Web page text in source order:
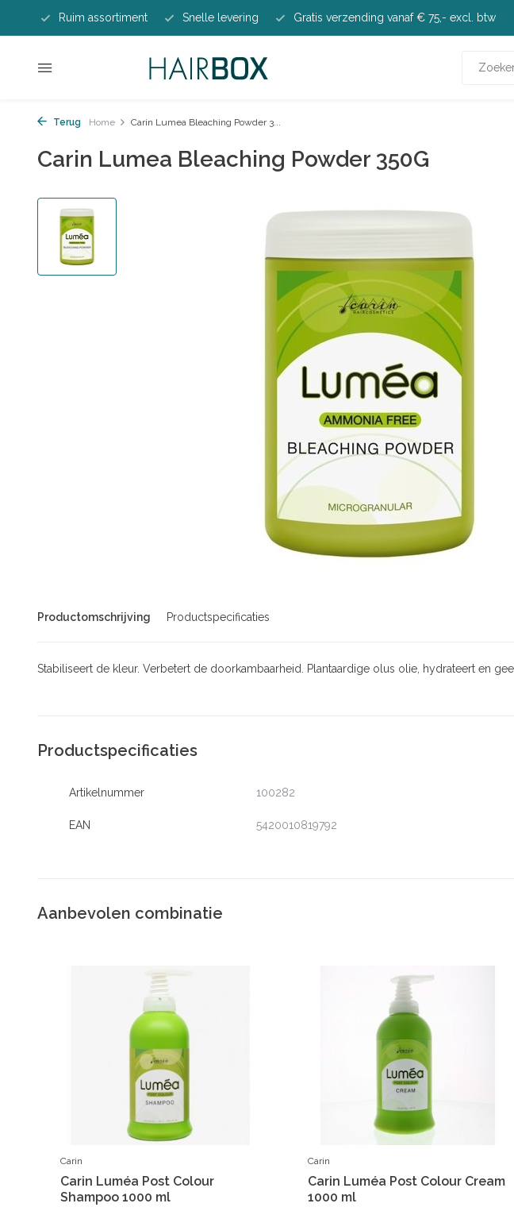
Ruim assortiment Snelle levering Gratis verzending vanaf € 75,- excl. btw
Terug Home Carin Lumea Bleaching Powder 3...
Carin Lumea Bleaching Powder 350G
Productomschrijving Productspecificaties
Stabiliseert de kleur. Verbetert de doorkambaarheid. Plantaardige olus olie, hydrateert en
Productspecificaties
Artikelnummer 100282
EAN 5420010819792
Aanbevolen combinatie
Carin
Carin Luméa Post Colour
Shampoo 1000 ml
Carin
Carin Luméa Post Colour Cream
1000 ml